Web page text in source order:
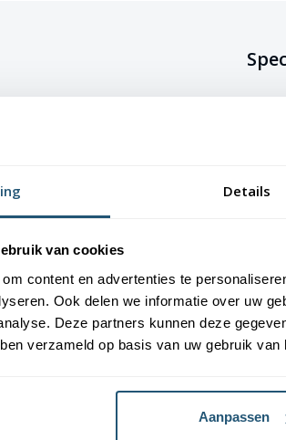
Details
van cookies
content en advertenties te
Ook delen we informatie over uw
Deze partners kunnen deze
verzameld op basis van uw gebruik van
Aanpassen
De vlag is gemaakt van 115 gr/m²
maar ook kleurecht en uv-
van de vlag mooi blijven.
waardoor ze eenvoudig schoon te
Ze zijn voorzien van een sterke
hun duurzaamheid en stevigheid.
afmetingen: 40x60 cm, 70x100 cm,
is er altijd een geschikte maat voor
de vlaggen voorzien van verschillende